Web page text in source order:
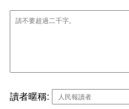
讀者暱稱: